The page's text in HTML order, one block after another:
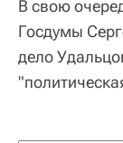
В свою
Госдумы
дело